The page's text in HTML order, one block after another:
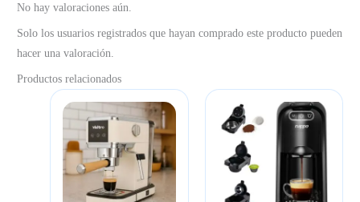
No hay valoraciones aún.
Solo los usuarios registrados que hayan comprado este producto pueden
hacer una valoración.
Productos relacionados